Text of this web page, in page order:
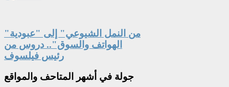
"من النمل الشيوعي" إلى "عبودية
الهواتف والسوق".. دروس من
رئيس فيلسوف
جولة في أشهر المتاحف والمواقع